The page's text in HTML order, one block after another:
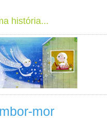
história...
mor